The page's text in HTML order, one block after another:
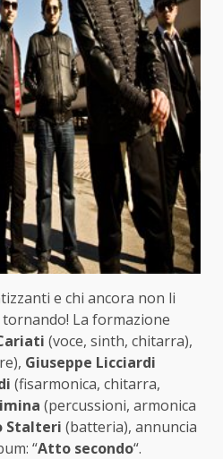
e chi ancora non li
La formazione
(voce, sinth, chitarra),
Giuseppe Licciardi
(fisarmonica, chitarra,
(percussioni, armonica
Stalteri (batteria), annuncia
“Atto secondo“.